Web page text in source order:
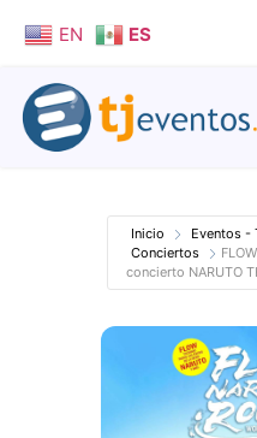
EN ES
Inicio
Eventos -
Conciertos
concierto NARUTO